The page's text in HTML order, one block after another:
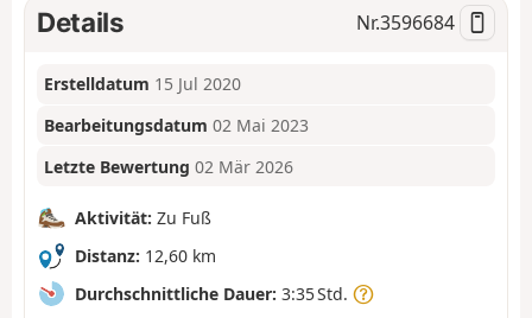
Details Nr.3596684
Erstelldatum 15 Jul 2020
Bearbeitungsdatum 02 Mai 2023
Letzte Bewertung 02 Mär 2026
Aktivität: Zu Fuß
Distanz: 12,60 km
Durchschnittliche Dauer: 3:35 Std.